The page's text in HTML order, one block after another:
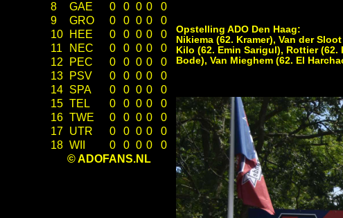
8
GAE 0 0 0 0
0
9
GRO 0 0 0 0
0
10
HEE 0 0 0 0
0
11
NEC 0 0 0 0
0
12
PEC 0 0 0 0
0
13
PSV 0 0 0 0
0
14 SPA 0 0 0 0
0
15 TEL 0 0 0 0
0
16 TWE 0 0 0 0
0
17 UTR 0 0 0 0
0
18 WII 0 0 0 0
0
© ADOFANS.NL
Opstelling ADO Den Haag:
Nikiema (62. Kramer), Van der
Kilo (62. Emin Sarigul), Rottier
Bode), Van Mieghem (62. El